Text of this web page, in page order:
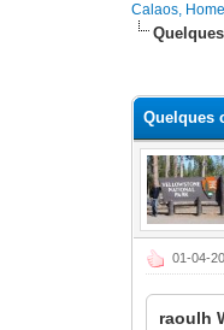
Calaos,
Quelques
01-04-
raoulh